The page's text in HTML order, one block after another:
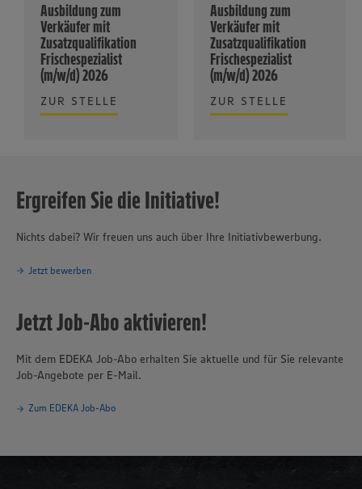
Ausbildung zum
Verkäufer mit
Zusatzqualifikation
Frischespezialist
(m/w/d) 2026
ZUR STELLE
Ausbildung zum
Verkäufer mit
Zusatzqualifikation
Frischespezialist
(m/w/d) 2026
ZUR STELLE
Ergreifen Sie die Initiative!
Nichts dabei? Wir freuen uns auch über Ihre Initiativbewerbung.
Jetzt bewerben
Jetzt Job-Abo aktivieren!
Mit dem EDEKA Job-Abo erhalten Sie aktuelle und für Sie relevante
Job-Angebote per E-Mail.
Zum EDEKA Job-Abo